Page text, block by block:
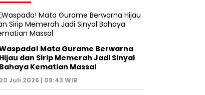
Mata Gurame Berwarna
Hijau dan Sirip Memerah Jadi Sinyal
Bahaya Kematian Massal
20 Juli 2026 | 09:43 WIB